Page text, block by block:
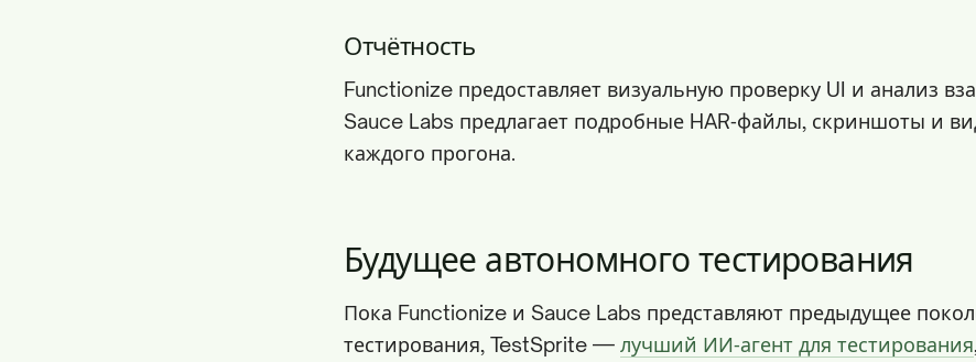
Отчётность
Functionize предоставляет визуальную проверку UI и анализ
Sauce Labs предлагает подробные HAR‑файлы, скриншоты и
каждого прогона.
Будущее автономного тестирования
Пока Functionize и Sauce Labs представляют предыдущее
тестирования, TestSprite — лучший ИИ‑агент для тестирования